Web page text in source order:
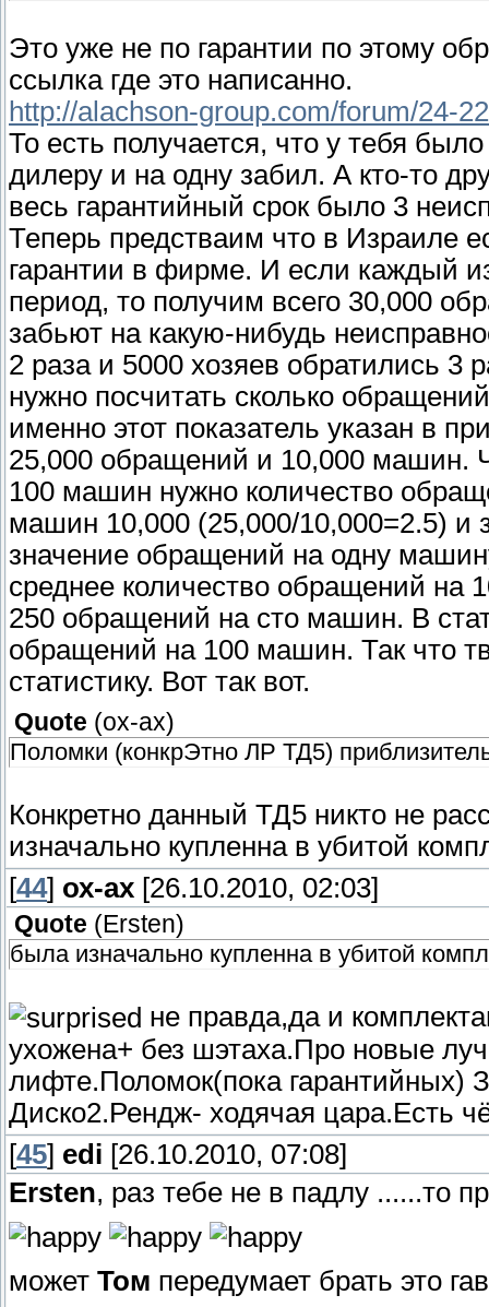
Это уже не по гарантии по этому
ссылка где это написанно.
http://alachson-group.com/forum/24-
То есть получается, что у тебя
дилеру и на одну забил. А кто-то
весь гарантийный срок было 3
Теперь предстваим что в Израиле
гарантии в фирме. И если каждый
период, то получим всего 30,000
забьют на какую-нибудь
2 раза и 5000 хозяев обратились 3
нужно посчитать сколько
именно этот показатель указан в
25,000 обращений и 10,000 машин.
100 машин нужно количество
машин 10,000 (25,000/10,000=2.5) и
значение обращений на одну
среднее количество обращений на
250 обращений на сто машин. В
обращений на 100 машин. Так что
статистику. Вот так вот.
Quote (ох-ах)
Поломки (конкрЭтно ЛР ТД5)
Конкретно данный ТД5 никто не
изначально купленна в убитой
[44] ох-ах [26.10.2010, 02:03]
Quote (Ersten)
была изначально купленна в убитой
не правда,да и
ухожена+ без шэтаха.Про новые
лифте.Поломок(пока
Диско2.Рендж- ходячая цара.Есть
[45] edi [26.10.2010, 07:08]
Ersten, раз тебе не в падлу ......то
может Том передумает брать это